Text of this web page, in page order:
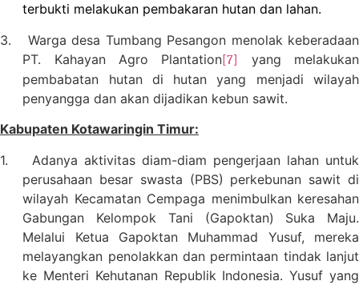
terbukti melakukan pembakaran hutan dan lahan.
3.
Warga desa Tumbang Pesangon menolak keberadaan
PT. Kahayan Agro Plantation[7]
yang melakukan
pembabatan hutan di hutan yang menjadi wilayah
penyangga dan akan dijadikan kebun sawit.
Kabupaten Kotawaringin Timur:
1.
Adanya aktivitas diam-diam pengerjaan lahan untuk
perusahaan besar swasta (PBS) perkebunan sawit di
wilayah Kecamatan Cempaga menimbulkan keresahan
Gabungan Kelompok Tani (Gapoktan) Suka Maju.
Melalui Ketua Gapoktan Muhammad Yusuf, mereka
melayangkan penolakkan dan permintaan tindak lanjut
ke Menteri Kehutanan Republik Indonesia. Yusuf yang